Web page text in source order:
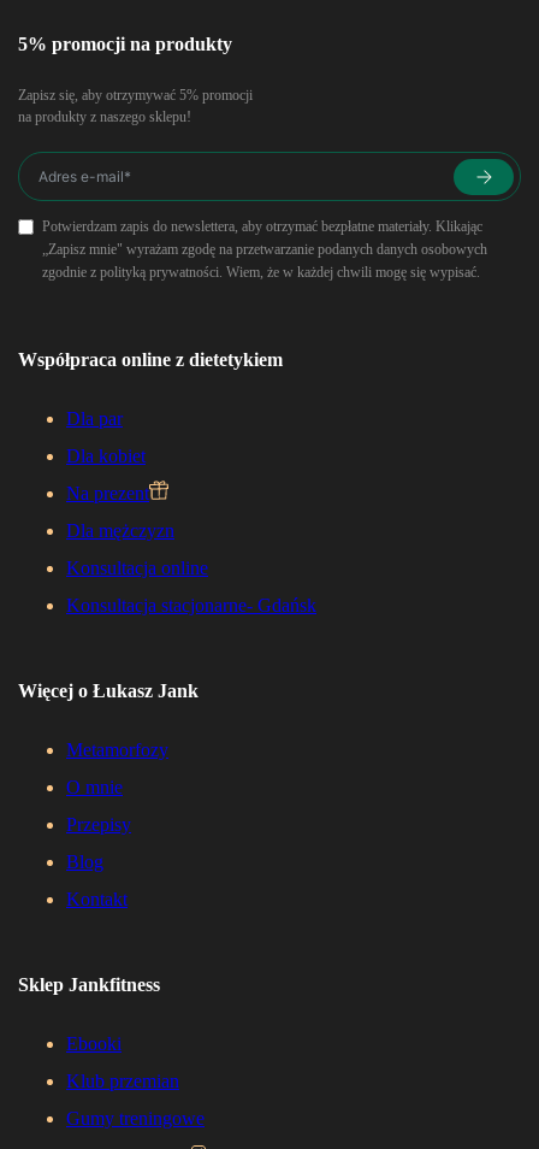
Współpraca online z dietetykiem
Dla par
Dla kobiet
Na prezent
Dla mężczyzn
Konsultacja online
Konsultacja stacjonarne- Gdańsk
Więcej o Łukasz Jank
Metamorfozy
O mnie
Przepisy
Blog
Kontakt
Sklep Jankfitness
Ebooki
Klub przemian
Gumy treningowe
5% promocji na produkty
Zapisz się, aby otrzymywać 5% promocji
na produkty z naszego sklepu!
Potwierdzam zapis do newslettera, aby otrzymać bezpłatne materiały. Klikając
„Zapisz mnie" wyrażam zgodę na przetwarzanie podanych danych osobowych
zgodnie z polityką prywatności. Wiem, że w każdej chwili mogę się wypisać.